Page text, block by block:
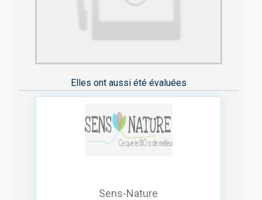
Elles ont aussi été évaluées
Sens-Nature